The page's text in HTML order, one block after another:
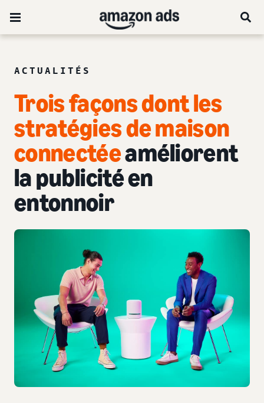
ACTUALITÉS
Trois façons dont les
stratégies de maison
connectéeaméliorent
la publicité en
entonnoir